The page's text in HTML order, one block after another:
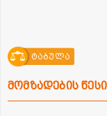
ტაბულა
მომზადების წესი